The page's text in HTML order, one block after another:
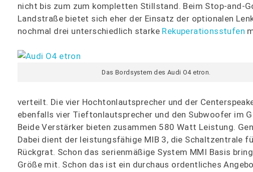
nicht bis zum zum kompletten Stillstand. Beim Stop-and-
Landstraße bietet sich eher der Einsatz der optionalen
nochmal drei unterschiedlich starke Rekuperationsstufen
Das Bordsystem des Audi O4 etron.
verteilt. Die vier Hochtonlautsprecher und der
ebenfalls vier Tieftonlautsprecher und den Subwoofer im
Beide Verstärker bieten zusammen 580 Watt Leistung.
Dabei dient der leistungsfähige MIB 3, die Schaltzentrale
Rückgrat. Schon das serienmäßige System MMI Basis
Größe mit. Schon das ist ein durchaus ordentliches